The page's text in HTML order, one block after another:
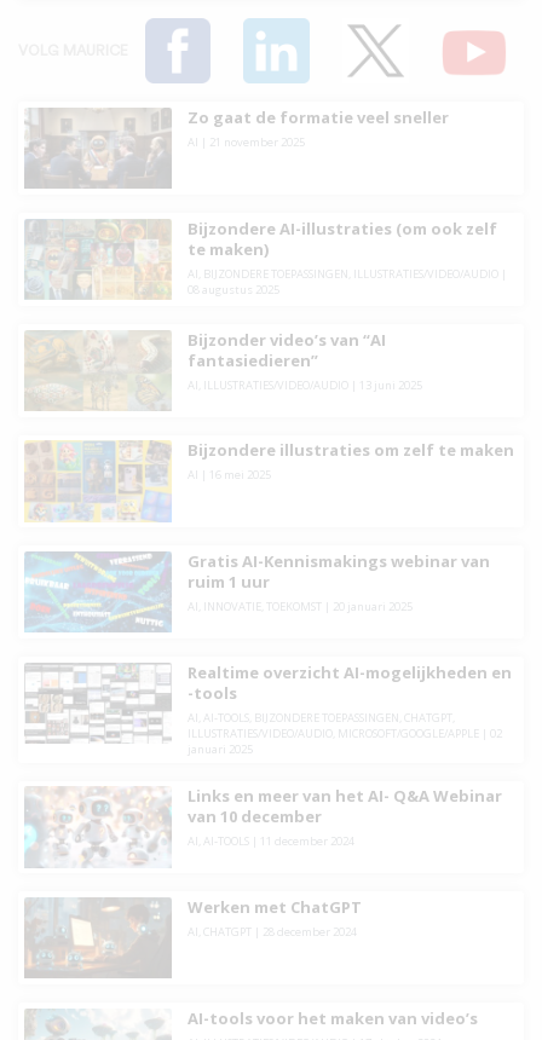
Zo gaat de formatie veel sneller
AI 21 november 2025
Bijzondere AI-illustraties (om ook zelf
te maken)
AI BIJZONDERE TOEPASSINGEN ILLUSTRATIES/VIDEO/AUDIO
08 augustus 2025
Bijzonder video’s van “AI
fantasiedieren”
AI ILLUSTRATIES/VIDEO/AUDIO 13 juni 2025
Bijzondere illustraties om zelf te maken
AI 16 mei 2025
Gratis AI-Kennismakings webinar van
ruim 1 uur
AI INNOVATIE TOEKOMST 20 januari 2025
Realtime overzicht AI-mogelijkheden en
-tools
AI AI-TOOLS BIJZONDERE TOEPASSINGEN CHATGPT
ILLUSTRATIES/VIDEO/AUDIO
MICROSOFT/GOOGLE/APPLE
02
januari 2025
Links en meer van het AI- Q&A Webinar
van 10 december
AI AI-TOOLS 11 december 2024
Werken met ChatGPT
AI CHATGPT 28 december 2024
AI-tools voor het maken van video’s